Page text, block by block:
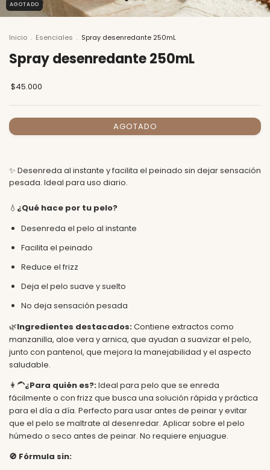
AGOTADO
Inicio . Esenciales . Spray desenredante 250mL
Spray desenredante 250mL
$45.000
✨ Desenreda al instante y facilita el peinado sin dejar sensación
pesada. Ideal para uso diario.
💧 ¿Qué hace por tu pelo?
Desenreda el pelo al instante
Facilita el peinado
Reduce el frizz
Deja el pelo suave y suelto
No deja sensación pesada
🌿Ingredientes destacados:Contiene extractos como
manzanilla, aloe vera y arnica, que ayudan a suavizar el pelo,
junto con pantenol, que mejora la manejabilidad y el aspecto
saludable.
👩‍🦱¿Para quién es?:Ideal para pelo que se enreda
fácilmente o con frizz que busca una solución rápida y práctica
para el día a día. Perfecto para usar antes de peinar y evitar
que el pelo se maltrate al desenredar. Aplicar sobre el pelo
húmedo o seco antes de peinar. No requiere enjuague.
🚫 Fórmula sin: